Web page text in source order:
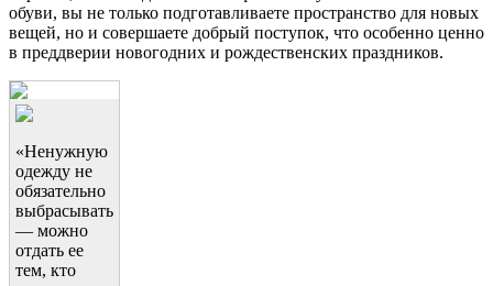
обуви, вы не только подготавливаете пространство для новых
вещей, но и совершаете добрый поступок, что особенно ценно
в преддверии новогодних и рождественских праздников.
«Ненужную
одежду не
обязательно
выбрасывать
— можно
отдать ее
тем, кто